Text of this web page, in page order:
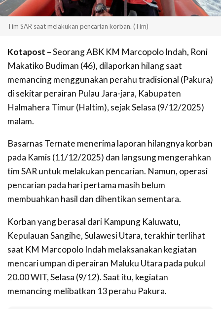
Tim SAR saat melakukan pencarian korban. (Tim)
Kotapost –Seorang ABK KM Marcopolo Indah, Roni
Makatiko Budiman (46), dilaporkan hilang saat
memancing menggunakan perahu tradisional (Pakura)
di sekitar perairan Pulau Jara-jara, Kabupaten
Halmahera Timur (Haltim), sejak Selasa (9/12/2025)
malam.
Basarnas Ternate menerima laporan hilangnya korban
pada Kamis (11/12/2025) dan langsung mengerahkan
tim SAR untuk melakukan pencarian. Namun, operasi
pencarian pada hari pertama masih belum
membuahkan hasil dan dihentikan sementara.
Korban yang berasal dari Kampung Kaluwatu,
Kepulauan Sangihe, Sulawesi Utara, terakhir terlihat
saat KM Marcopolo Indah melaksanakan kegiatan
mencari umpan di perairan Maluku Utara pada pukul
20.00 WIT, Selasa (9/12). Saat itu, kegiatan
memancing melibatkan 13 perahu Pakura.